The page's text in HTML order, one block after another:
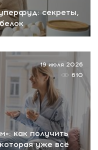
секреты,
как получить
уже всё
19 июля 2026
610